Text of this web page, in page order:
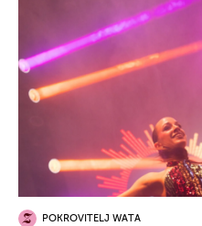
POKROVITELJ WATA